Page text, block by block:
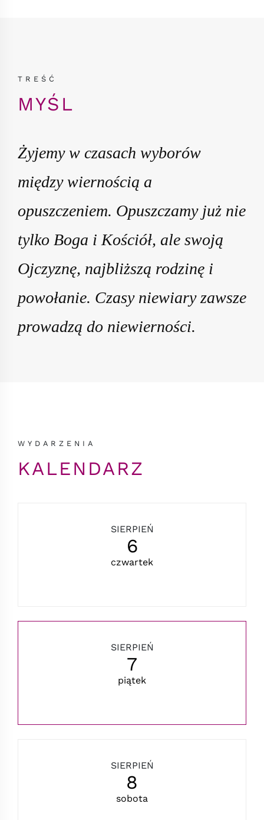
TREŚĆ
MYŚL
Żyjemy w czasach wyborów
między wiernością a
opuszczeniem. Opuszczamy już nie
tylko Boga i Kościół, ale swoją
Ojczyznę, najbliższą rodzinę i
powołanie. Czasy niewiary zawsze
prowadzą do niewierności.
WYDARZENIA
KALENDARZ
SIERPIEŃ
6
czwartek
SIERPIEŃ
7
piątek
SIERPIEŃ
8
sobota